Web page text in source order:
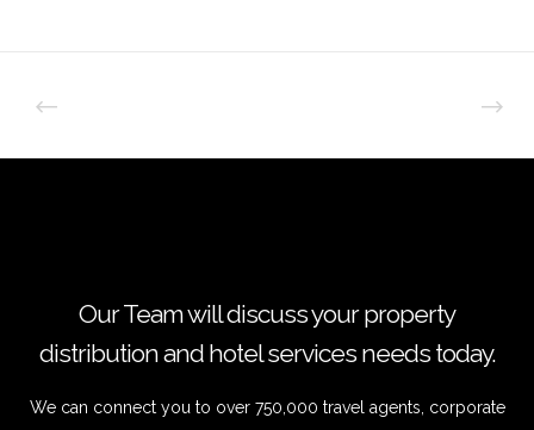
Our Team will discuss your property
distribution and hotel services needs today.
We can connect you to over 750,000 travel agents, corporate